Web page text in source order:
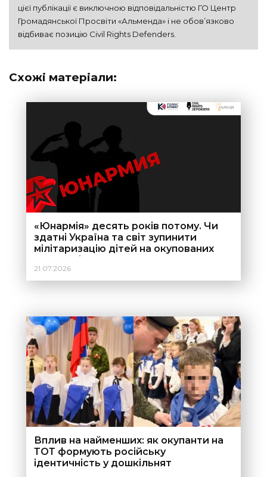
цієї публікації є виключною відповідальністю ГО Центр
Громадянської Просвіти «Альменда» і не обов’язково
Схожі матеріали:
«Юнармія» десять років потому. Чи
здатні Україна та світ зупинити
мілітаризацію дітей на окупованих
територіях?
21.07.2026
Вплив на найменших: як окупанти на
ТОТ формують російську
ідентичність у дошкільнят